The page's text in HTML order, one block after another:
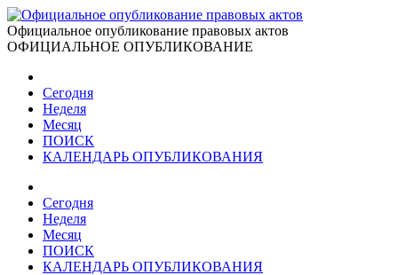
Официальное опубликование правовых актов
ОФИЦИАЛЬНОЕ ОПУБЛИКОВАНИЕ
Сегодня
Неделя
Месяц
ПОИСК
КАЛЕНДАРЬ ОПУБЛИКОВАНИЯ
Сегодня
Неделя
Месяц
ПОИСК
КАЛЕНДАРЬ ОПУБЛИКОВАНИЯ